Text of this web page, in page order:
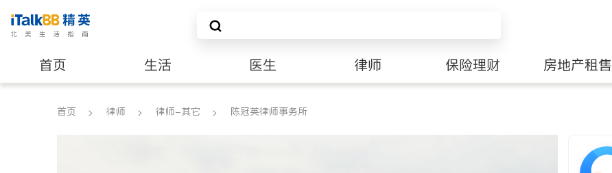
首页 生活 医生 律师 保险理财 房地产租售
养老 非盈利组织
首页 律师 律师-其它 陈冠英律师事务所